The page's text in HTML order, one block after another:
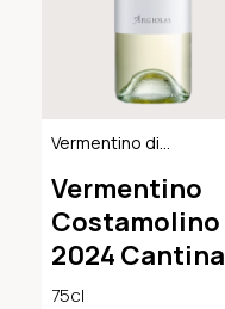
Vermentino di
Vermentino
Costamolino
2024 Cantina
Argiolas
75cl